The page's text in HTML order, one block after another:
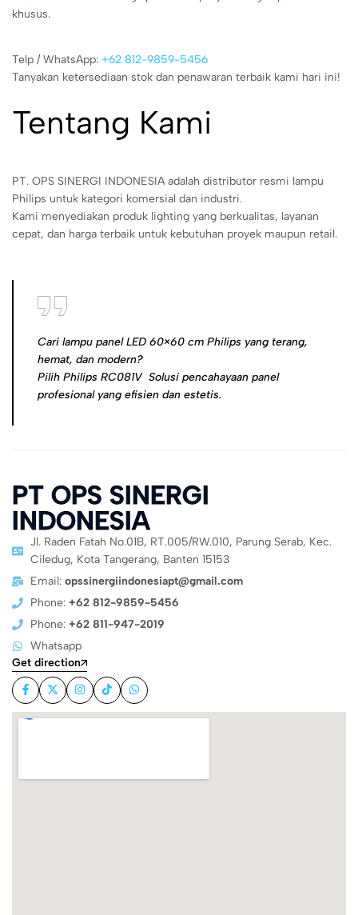
khusus.
Telp / WhatsApp: +62 812-9859-5456
Tanyakan ketersediaan stok dan penawaran terbaik kami hari ini!
Tentang Kami
PT. OPS SINERGI INDONESIA adalah distributor resmi lampu
Philips untuk kategori komersial dan industri.
Kami menyediakan produk lighting yang berkualitas, layanan
cepat, dan harga terbaik untuk kebutuhan proyek maupun retail.
Cari lampu panel LED 60×60 cm Philips yang terang,
hemat, dan modern?
Pilih Philips RC081V  Solusi pencahayaan panel
profesional yang efisien dan estetis.
PT OPS SINERGI
INDONESIA
Jl. Raden Fatah No.01B, RT.005/RW.010, Parung Serab, Kec.
Ciledug, Kota Tangerang, Banten 15153
Email: opssinergiindonesiapt@gmail.com
Phone: +62 812-9859-5456
Phone: +62 811-947-2019
Whatsapp
Get direction